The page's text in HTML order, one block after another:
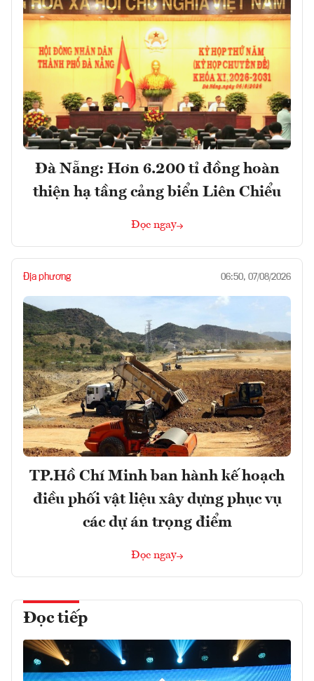
Đà Nẵng: Hơn 6.200 tỉ đồng hoàn
thiện hạ tầng cảng biển Liên Chiểu
Đọc ngay
Địa phương 06:50, 07/08/2026
TP.Hồ Chí Minh ban hành kế hoạch
điều phối vật liệu xây dựng phục vụ
các dự án trọng điểm
Đọc ngay
Đọc tiếp